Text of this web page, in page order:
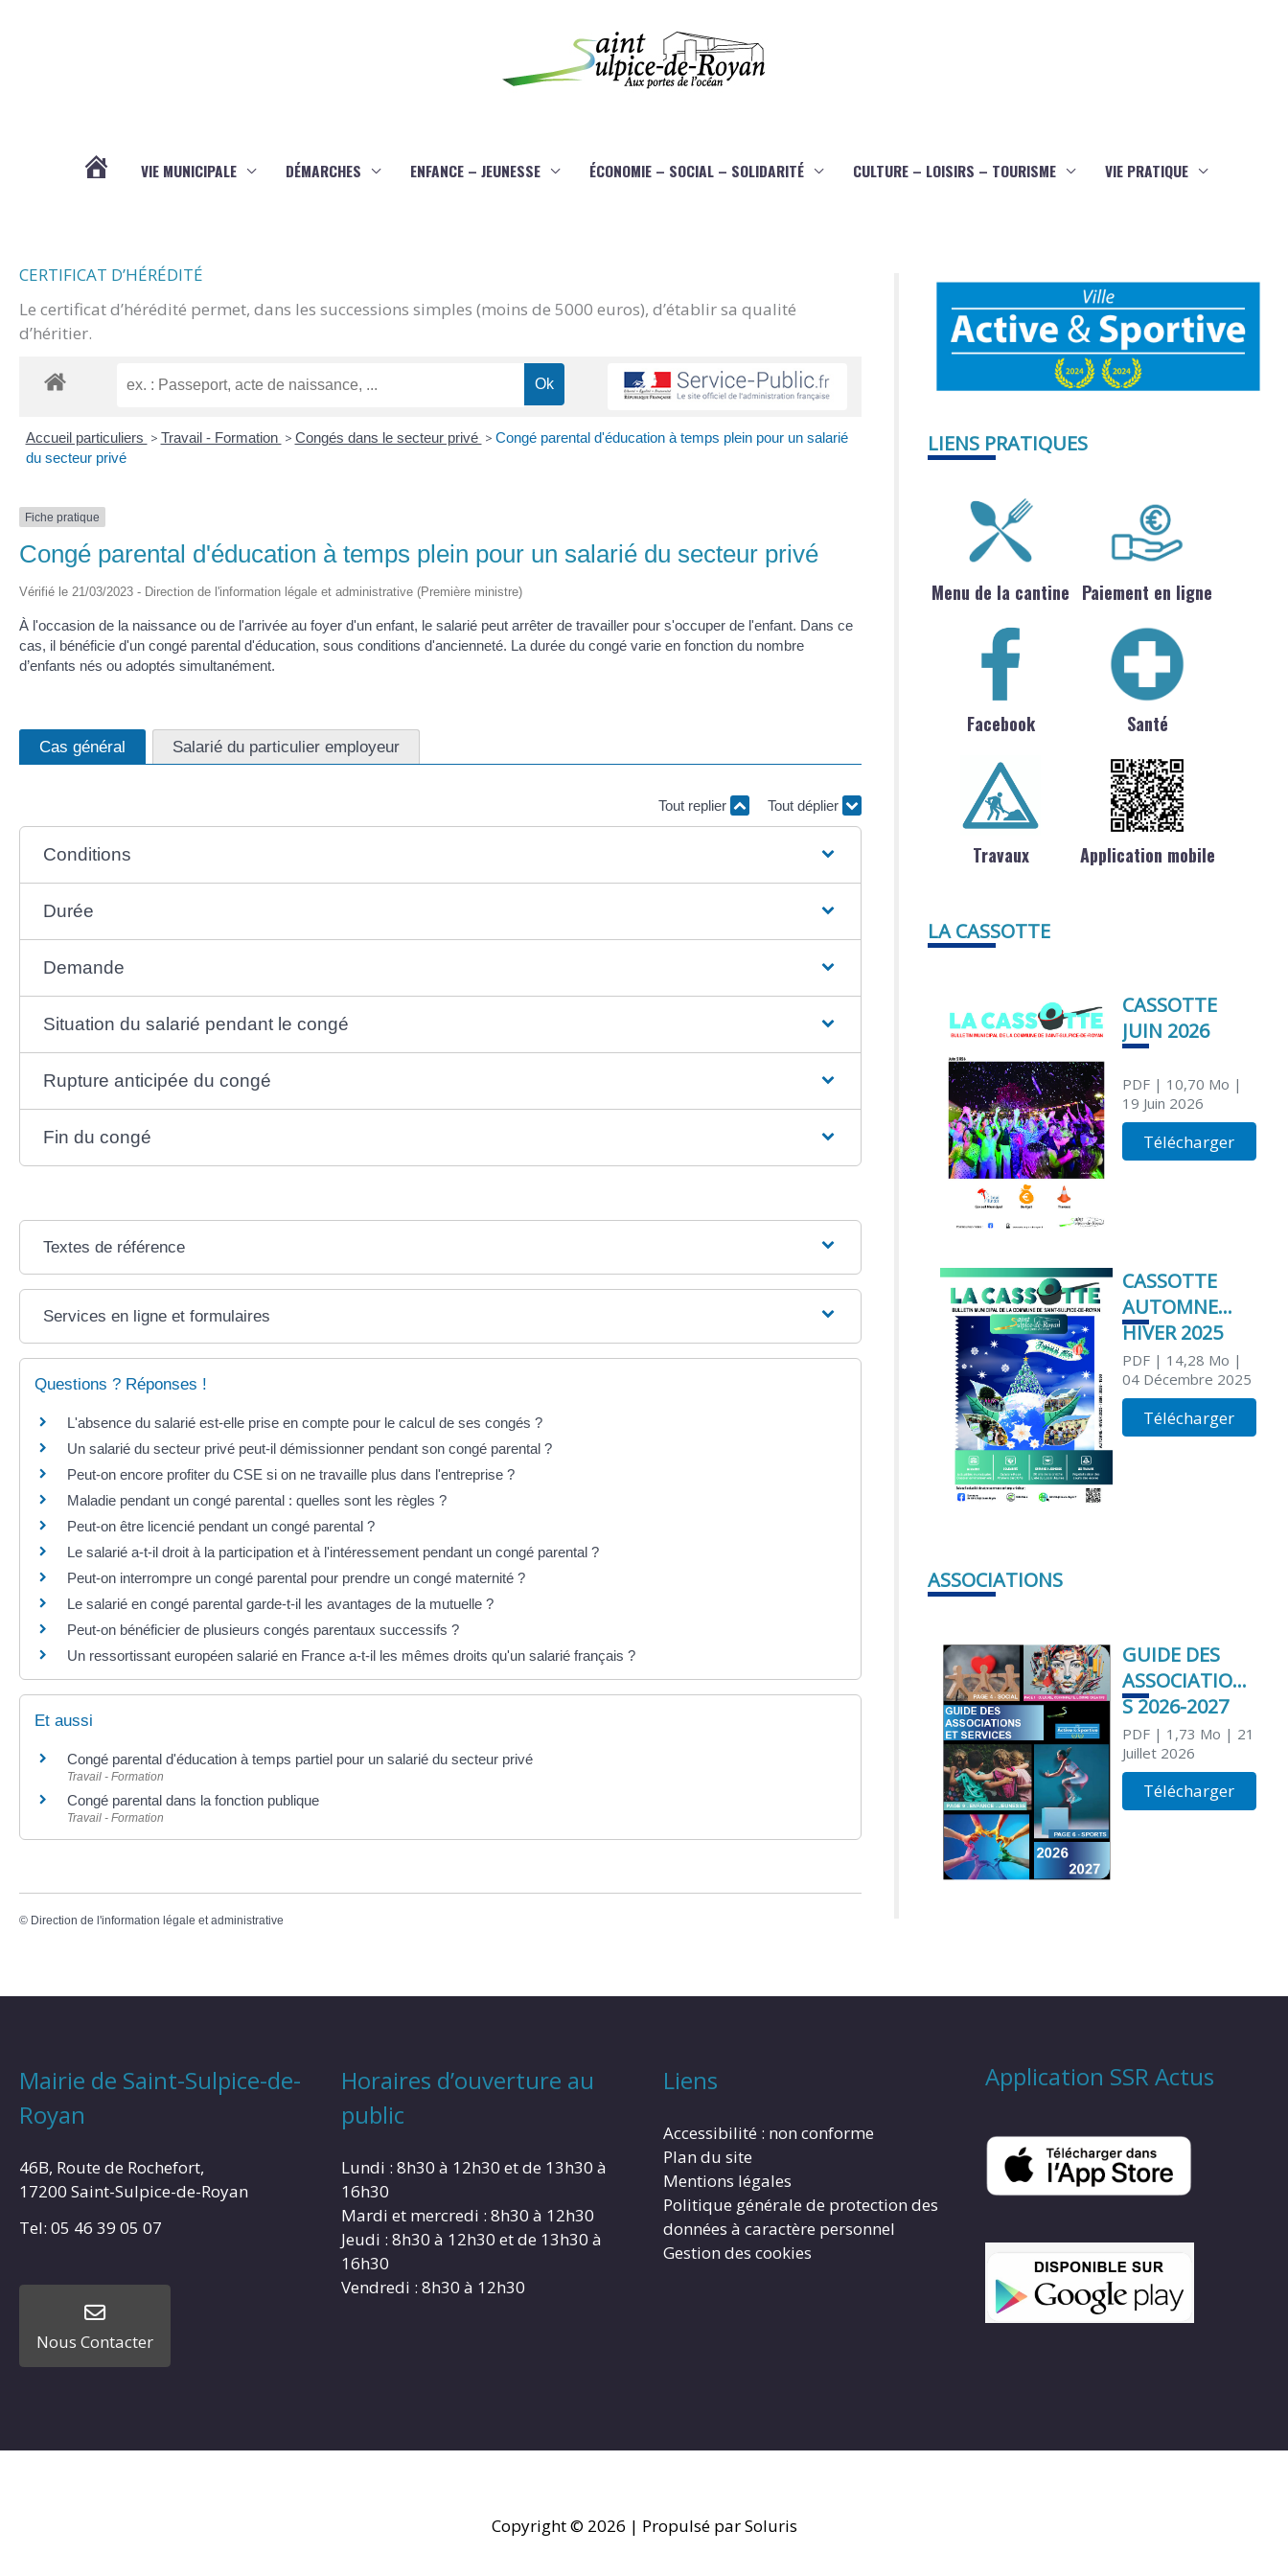
VIE MUNICIPALE DÉMARCHES ENFANCE – JEUNESSE ÉCONOMIE – SOCIAL – SOLIDARITÉ CULTURE – LOISIRS – TOURISME VIE PRATIQUE
CERTIFICAT D’HÉRÉDITÉ
Le certificat d’hérédité permet, dans les successions simples (moins de 5000 euros), d’établir sa qualité
d’héritier.
Accueil particuliers > Travail - Formation > Congés dans le secteur privé > Congé parental d'éducation à temps plein pour un salarié
du secteur privé
Fiche pratique
Congé parental d'éducation à temps plein pour un salarié du secteur privé
Vérifié le 21/03/2023 - Direction de l'information légale et administrative (Première ministre)
À l'occasion de la naissance ou de l'arrivée au foyer d'un enfant, le salarié peut arrêter de travailler pour s'occuper de l'enfant. Dans ce
cas, il bénéficie d'un congé parental d'éducation, sous conditions d'ancienneté. La durée du congé varie en fonction du nombre
d’enfants nés ou adoptés simultanément.
Cas général Salarié du particulier employeur
Tout replier Tout déplier
Conditions
Durée
Demande
Situation du salarié pendant le congé
Rupture anticipée du congé
Fin du congé
Textes de référence
Services en ligne et formulaires
Questions ? Réponses !
L'absence du salarié est-elle prise en compte pour le calcul de ses congés ?
Un salarié du secteur privé peut-il démissionner pendant son congé parental ?
Peut-on encore profiter du CSE si on ne travaille plus dans l'entreprise ?
Maladie pendant un congé parental : quelles sont les règles ?
Peut-on être licencié pendant un congé parental ?
Le salarié a-t-il droit à la participation et à l'intéressement pendant un congé parental ?
Peut-on interrompre un congé parental pour prendre un congé maternité ?
Le salarié en congé parental garde-t-il les avantages de la mutuelle ?
Peut-on bénéficier de plusieurs congés parentaux successifs ?
Un ressortissant européen salarié en France a-t-il les mêmes droits qu'un salarié français ?
Et aussi
Congé parental d'éducation à temps partiel pour un salarié du secteur privé
Travail - Formation
Congé parental dans la fonction publique
Travail - Formation
© Direction de l'information légale et administrative
LIENS PRATIQUES
Menu de la cantine Paiement en ligne
Facebook Santé
Travaux Application mobile
LA CASSOTTE
CASSOTTE
JUIN 2026
PDF| 10,70 Mo |
19 Juin 2026
Télécharger
CASSOTTE
AUTOMNE
HIVER 2025
PDF| 14,28 Mo |
04 Décembre 2025
Télécharger
ASSOCIATIONS
GUIDE DES
ASSOCIATION
S 2026-2027
PDF| 1,73 Mo | 21
Juillet 2026
Télécharger
Mairie de Saint-Sulpice-de-
Royan
46B, Route de Rochefort,
17200 Saint-Sulpice-de-Royan
Tel: 05 46 39 05 07
Nous Contacter
Horaires d’ouverture au
public
Lundi : 8h30 à 12h30 et de 13h30 à
16h30
Mardi et mercredi : 8h30 à 12h30
Jeudi : 8h30 à 12h30 et de 13h30 à
16h30
Vendredi : 8h30 à 12h30
Liens
Accessibilité : non conforme
Plan du site
Mentions légales
Politique générale de protection des
données à caractère personnel
Gestion des cookies
Application SSR Actus
Copyright © 2026 | Propulsé par Soluris